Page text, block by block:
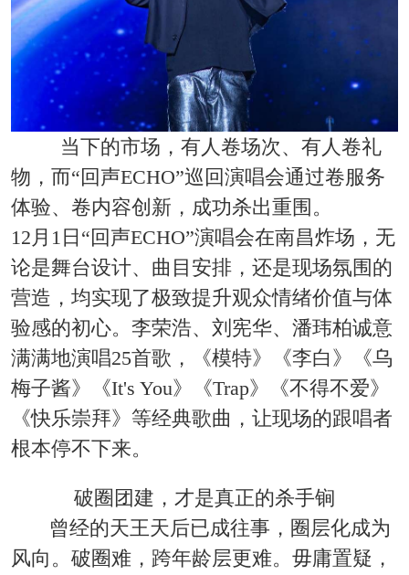
当下的市场，有人卷场次、有人卷礼
物，而“回声ECHO”巡回演唱会通过卷服务
体验、卷内容创新，成功杀出重围。
12月1日“回声ECHO”演唱会在南昌炸场，无
论是舞台设计、曲目安排，还是现场氛围的
营造，均实现了极致提升观众情绪价值与体
验感的初心。李荣浩、刘宪华、潘玮柏诚意
满满地演唱25首歌，《模特》《李白》《乌
梅子酱》《It's You》《Trap》《不得不爱》
《快乐崇拜》等经典歌曲，让现场的跟唱者
根本停不下来。
破圈团建，才是真正的杀手锏
曾经的天王天后已成往事，圈层化成为
风向。破圈难，跨年龄层更难。毋庸置疑，